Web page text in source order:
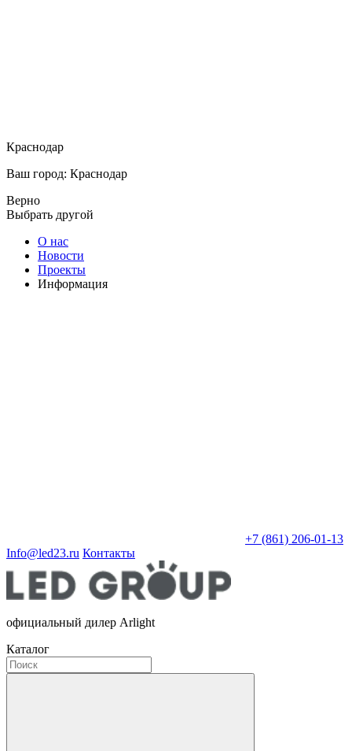
Краснодар
Ваш город: Краснодар
Верно
Выбрать другой
О нас
Новости
Проекты
Информация
+7 (861) 206-01-13
Info@led23.ru Контакты
официальный дилер Arlight
Каталог